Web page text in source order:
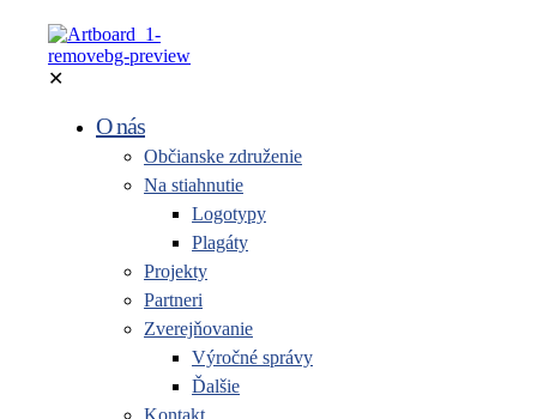
✕
O nás
Občianske združenie
Na stiahnutie
Logotypy
Plagáty
Projekty
Partneri
Zverejňovanie
Výročné správy
Ďalšie
Kontakt